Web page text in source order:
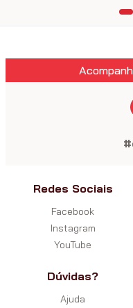
Redes Sociais
Facebook
Instagram
YouTube
Dúvidas?
Ajuda